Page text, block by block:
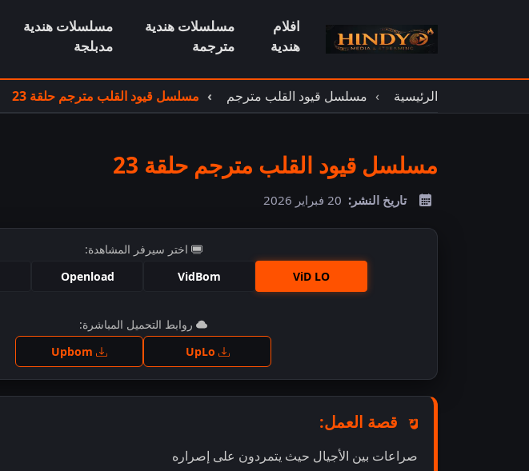
افلام
هندية
مسلسلات هندية
مترجمة
مسلسلات هندية
مدبلجة
الرئيسية مسلسل قيود القلب مترجم مسلسل قيود القلب مترجم حلقة 23
مسلسل قيود القلب مترجم حلقة 23
تاريخ النشر: 20 فبراير 2026
اختر سيرفر المشاهدة:
ViD LO
VidBom
Openload
اضغط للمشاهدة
روابط التحميل المباشرة:
قصة العمل:
صراعات بين الأجيال حيث يتمردون على إصراره